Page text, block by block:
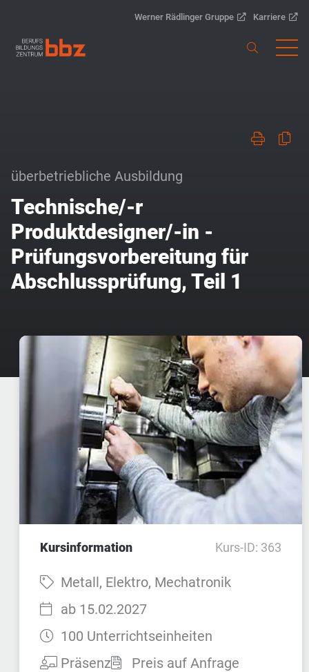
Werner Rädlinger Gruppe Karriere
überbetriebliche Ausbildung
Technische/-r
Produktdesigner/-in -
Prüfungsvorbereitung für
Abschlussprüfung, Teil 1
Kursinformation Kurs-ID: 363
Fach:Metall, Elektro, Mechatronik
Startzeit:
ab 15.02.2027
Dauer:100 Unterrichtseinheiten
Teilnahmeart:
Präsenz Preis auf Anfrage